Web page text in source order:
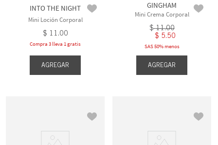
INTO THE NIGHT
Mini Loción Corporal
$ 11 .00
Compra 3 lleva 1 gratis
AGREGAR
GINGHAM
Mini Crema Corporal
$ 11.00
$ 5.50
SAS 50% menos
AGREGAR